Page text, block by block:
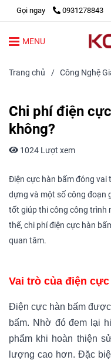
Gọi ngay 0931278843
MENU
Trang chủ / Công Nghệ
Chi phí điện
không?
1024 Lượt xem
Điện cực hàn bấm đóng
dựng và một số công đoạn
tốt giúp thi công công trình
thế, chi phí điện cực hàn
quan tâm.
Vai trò của điện cực
Điện cực hàn bấm
bấm. Nhờ đó đem lại
phẩm khi hoàn thiện
lượng cao hơn. Đặc